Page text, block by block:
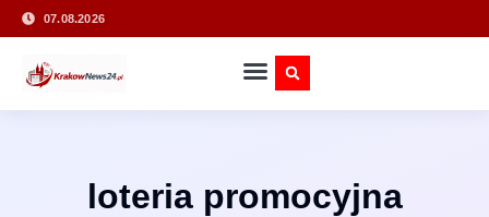
07.08.2026
loteria promocyjna